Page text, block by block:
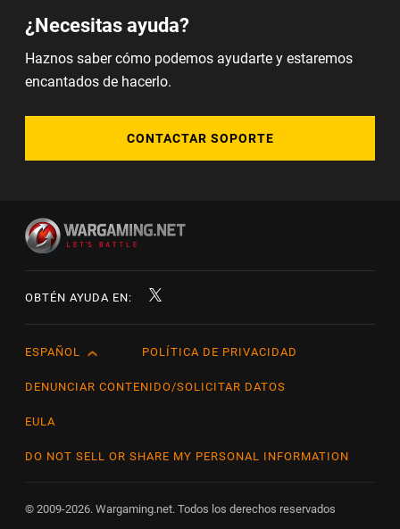
¿Necesitas ayuda?
Haznos saber cómo podemos ayudarte y estaremos
encantados de hacerlo.
CONTACTAR SOPORTE
OBTÉN AYUDA EN:
English
Čeština
ESPAÑOL POLÍTICA DE PRIVACIDAD
DENUNCIAR CONTENIDO/SOLICITAR DATOS
EULA
DO NOT SELL OR SHARE MY PERSONAL INFORMATION
© 2009-2026. Wargaming.net. Todos los derechos reservados